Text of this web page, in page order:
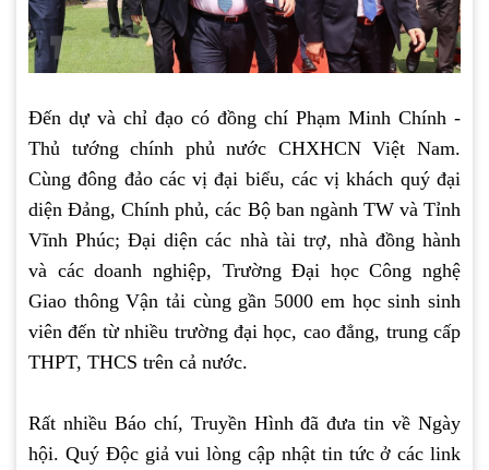
Đến dự và chỉ đạo có đồng chí Phạm Minh Chính -
Thủ tướng chính phủ nước CHXHCN Việt Nam.
Cùng đông đảo các vị đại biểu, các vị khách quý đại
diện Đảng, Chính phủ, các Bộ ban ngành TW và Tỉnh
Vĩnh Phúc; Đại diện các nhà tài trợ, nhà đồng hành
và các doanh nghiệp, Trường Đại học Công nghệ
Giao thông Vận tải cùng gần 5000 em học sinh sinh
viên đến từ nhiều trường đại học, cao đẳng, trung cấp
THPT, THCS trên cả nước.
Rất nhiều Báo chí, Truyền Hình đã đưa tin về Ngày
hội. Quý Độc giả vui lòng cập nhật tin tức ở các link